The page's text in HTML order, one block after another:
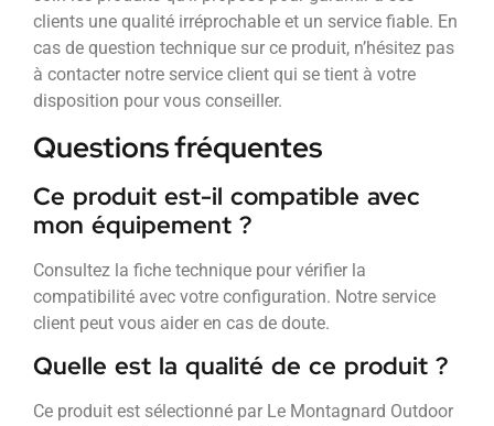
clients une qualité irréprochable et un service fiable. En
cas de question technique sur ce produit, n’hésitez pas
à contacter notre service client qui se tient à votre
disposition pour vous conseiller.
Questions fréquentes
Ce produit est-il compatible avec
mon équipement ?
Consultez la fiche technique pour vérifier la
compatibilité avec votre configuration. Notre service
client peut vous aider en cas de doute.
Quelle est la qualité de ce produit ?
Ce produit est sélectionné par Le Montagnard Outdoor